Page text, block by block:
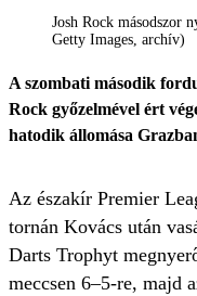
Josh Rock másodszor
Getty Images, archív)
A szombati második
Rock győzelmével ért
hatodik állomása
Az északír Premier
tornán Kovács után
Darts Trophyt
meccsen 6–5-re, majd